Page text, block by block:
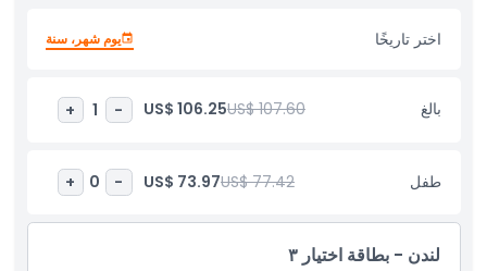
أحياء مختلفة، أو التمتع بالأسواق والمقاهي المحلية، أو إضافة معالم
إضافية، فإن البطاقة توفّر مرونة كاملة. مثالية للأزواج والعائلات
ذات ٣ خيارات الراحة والقيمة والحرية للاستمتاع بثقافة لندن وتاريخها
وترفيهها.
أبرز المعالم
اختر تاريخًا يوم شهر، سنة
بالغ US$ 107.60
US$ 106.25
-
1
+
طفل US$ 77.42
US$ 73.97
-
0
+
لندن - بطاقة اختيار ٣